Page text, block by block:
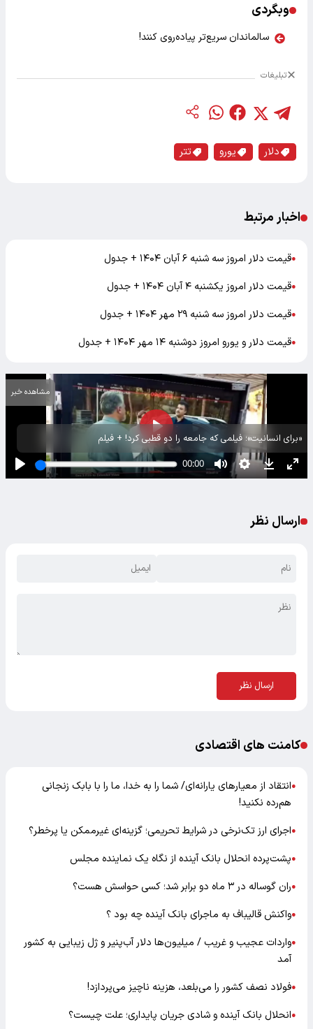
وبگردی
سالماندان سریع‌تر پیاده‌روی کنند!
تبلیغات
دلار یورو تتر
اخبار مرتبط
●قیمت دلار امروز سه شنبه ۶ آبان ۱۴۰۴ + جدول
●قیمت دلار امروز یکشنبه ۴ آبان ۱۴۰۴ + جدول
●قیمت دلار امروز سه شنبه ۲۹ مهر ۱۴۰۴ + جدول
●قیمت دلار و یورو امروز دوشنبه ۱۴ مهر ۱۴۰۴ + جدول
«برای انسانیت»؛ فیلمی که جامعه را دو قطبی کرد! + فیلم
مشاهده خبر
ارسال نظر
ارسال نظر
کامنت های اقتصادی
●انتقاد از معیارهای یارانه‌ای/ شما را به خدا، ما را با بابک زنجانی
هم‌رده نکنید!
●اجرای ارز تک‌نرخی در شرایط تحریمی؛ گزینه‌ای غیرممکن یا پرخطر؟
●پشت‌پرده انحلال بانک آینده از نگاه یک نماینده مجلس
●ران گوساله در ۳ ماه دو برابر شد؛ کسی حواسش هست؟
●واکنش قالیباف به ماجرای بانک آینده چه بود ؟
●واردات عجیب و غریب / میلیون‌ها دلار آب‌پنیر و ژل زیبایی به کشور
آمد
●فولاد نصف کشور را می‌بلعد، هزینه ناچیز می‌پردازد!
●انحلال بانک آینده و شادی جریان پایداری؛ علت چیست؟